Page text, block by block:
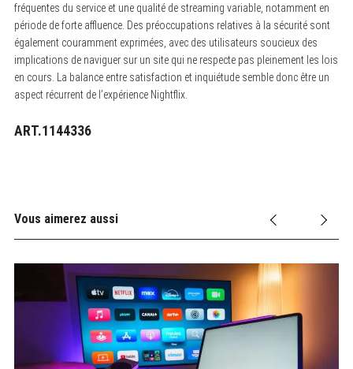
fréquentes du service et une qualité de streaming variable, notamment en
période de forte affluence. Des préoccupations relatives à la sécurité sont
également couramment exprimées, avec des utilisateurs soucieux des
implications de naviguer sur un site qui ne respecte pas pleinement les lois
en cours. La balance entre satisfaction et inquiétude semble donc être un
aspect récurrent de l’expérience Nightflix.
ART.1144336
Vous aimerez aussi